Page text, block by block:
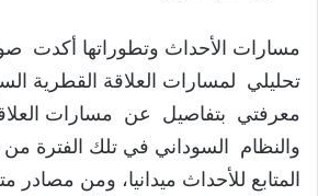
مسارات الأحداث وتطوراتها أكدت
تحليلي لمسارات العلاقة القطرية
معرفتي بتفاصيل عن مسارات
والنظام السوداني في تلك الفترة
المتابع للأحداث ميدانيا، ومن مصادر